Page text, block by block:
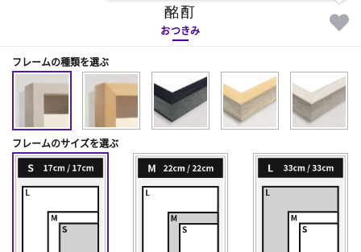
酩酊
おつきみ
フレームの種類を選ぶ
フレームのサイズを選ぶ